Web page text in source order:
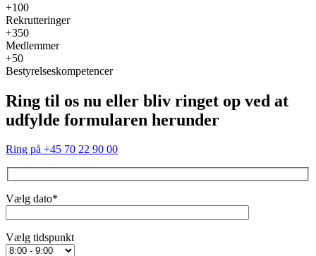
+100
Rekrutteringer
+350
Medlemmer
+50
Bestyrelseskompetencer
Ring til os nu eller bliv ringet op ved at
udfylde formularen herunder
Ring på +45 70 22 90 00
Vælg dato*
‎Vælg tidspunkt